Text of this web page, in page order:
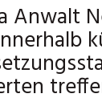
Anwalt